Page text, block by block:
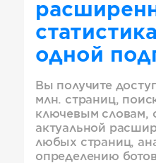
одной
Вы получите
млн. страниц,
ключевым словам,
актуальной
любых страниц,
определению